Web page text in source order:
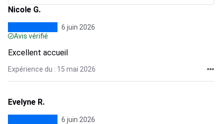
Nicole G.
6 juin 2026
Avis vérifié
Excellent accueil
Expérience du : 15 mai 2026
Evelyne R.
6 juin 2026